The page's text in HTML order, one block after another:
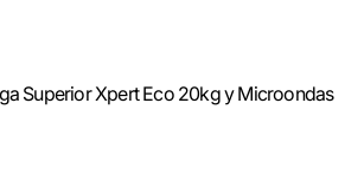
Superior Xpert Eco 20kg y Microondas